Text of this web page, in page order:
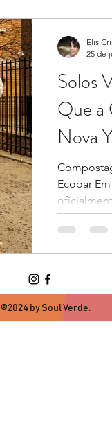
Solos
Que a
Nova
Ecooar
Elis
25 de
©2024 by Soul Verde.